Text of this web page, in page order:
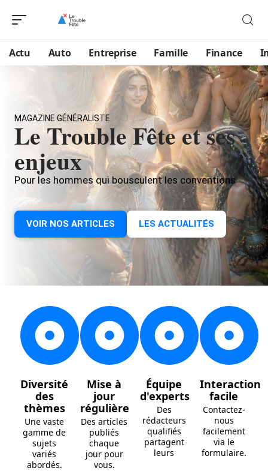
Actu Auto Entreprise Famille Finance
MAGAZINE GÉNÉRALISTE
Le Trouble Fête et ses
enjeux
Pour les hommes qui bousculent les conventions
VOIR NOS ARTICLES LES ACTUALITÉS
Diversité
des
thèmes
Une vaste
gamme de
sujets
variés
abordés.
Mise à
jour
régulière
Des articles
publiés
chaque
jour pour
vous.
Équipe
d'experts
Des
rédacteurs
qualifiés
partagent
leurs
Interaction
facile
Contactez-
nous
facilement
via le
formulaire.